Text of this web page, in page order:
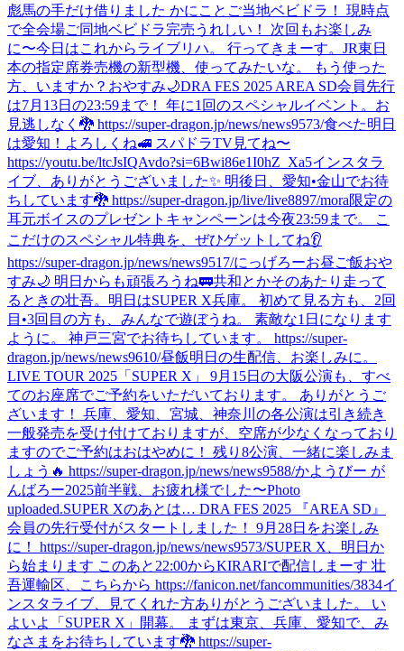
彪馬の手だけ借りました かにことご当地ベビドラ！ 現時点
で全会場ご同地ベビドラ完売うれしい！ 次回もお楽しみ
に〜今日はこれからライブリハ。 行ってきまーす。 JR東日
本の指定席券売機の新型機、使ってみたいな。 もう使った
方、いますか？ おやすみ🌙DRA FES 2025 AREA SD会員先行
は7月13日の23:59まで！ 年に1回のスペシャルイベント。お
見逃しなく🐉 https://super-dragon.jp/news/news9573/食べた明日
は愛知！よろしくね🚅 スパドラTV見てね〜
https://youtu.be/ltcJsIQAvdo?si=6Bwi86e1I0hZ_Xa5インスタラ
イブ、ありがとうございました✨ 明後日、愛知•金山でお待
ちしています🐉 https://super-dragon.jp/live/live8897/mora限定の
耳元ボイスのプレゼントキャンペーンは今夜23:59まで。 こ
こだけのスペシャル特典を、ぜひゲットしてね👂
https://super-dragon.jp/news/news9517/にっげろーお昼ご飯おや
すみ🌙 明日からも頑張ろうね🚃共和とかそのあたり走って
るときの壮吾。 明日はSUPER X兵庫。 初めて見る方も、2回
目•3回目の方も、みんなで遊ぼうね。 素敵な1日になります
ように。 神戸三宮でお待ちしています。 https://super-
dragon.jp/news/news9610/昼飯明日の生配信、お楽しみに。
LIVE TOUR 2025「SUPER X」 9月15日の大阪公演も、すべ
てのお座席でご予約をいただいております。 ありがとうご
ざいます！ 兵庫、愛知、宮城、神奈川の各公演は引き続き
一般発売を受け付けておりますが、空席が少なくなっており
ますのでご予約はおはやめに！ 残り8公演、一緒に楽しみま
しょう🔥 https://super-dragon.jp/news/news9588/かようびー が
んばろー2025前半戦、お疲れ様でした〜Photo
uploaded.SUPER Xのあとは… DRA FES 2025 『AREA SD』
会員の先行受付がスタートしました！ 9月28日をお楽しみ
に！ https://super-dragon.jp/news/news9573/SUPER X、明日か
ら始まります このあと22:00からKIRARIで配信しまーす 壮
吾運輸区、こちらから https://fanicon.net/fancommunities/3834イ
ンスタライブ、見てくれた方ありがとうございました。 い
よいよ「SUPER X」開幕。 まずは東京、兵庫、愛知で、み
なさまをお待ちしています🐉 https://super-